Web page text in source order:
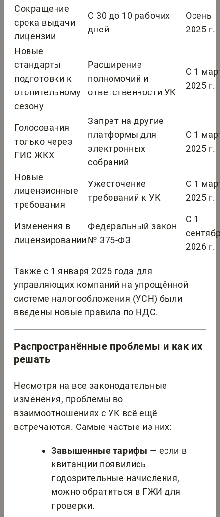
Сокращение
срока выдачи
лицензии
С 30 до 10 рабочих
дней
Осень
2025 г.
Новые
стандарты
подготовки к
отопительному
сезону
Расширение
полномочий и
ответственности УК
С 1
2025 г.
Голосования
только через
ГИС ЖКХ
Запрет на другие
платформы для
электронных
собраний
С 1
2025 г.
Новые
лицензионные
требования
Ужесточение
требований к УК
С 1
2025 г.
Изменения в
лицензировании
Федеральный закон
№ 375-ФЗ
С 1
2026 г.
Также с 1 января 2025 года для
управляющих компаний на упрощённой
системе налогообложения (УСН) были
введены новые правила по НДС.
Распространённые проблемы и как их
решать
Несмотря на все законодательные
изменения, проблемы во
взаимоотношениях с УК всё ещё
встречаются. Самые частые из них:
Завышенные тарифы — если в
квитанции появились
подозрительные начисления,
можно обратиться в ГЖИ для
проверки.